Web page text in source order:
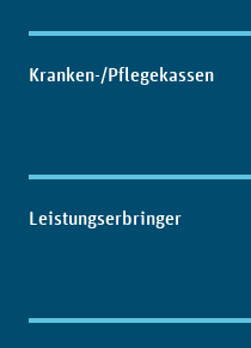
Kranken-/Pflegekassen
Leistungserbringer